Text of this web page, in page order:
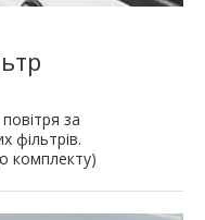
за
фільтрів.
комплекту)